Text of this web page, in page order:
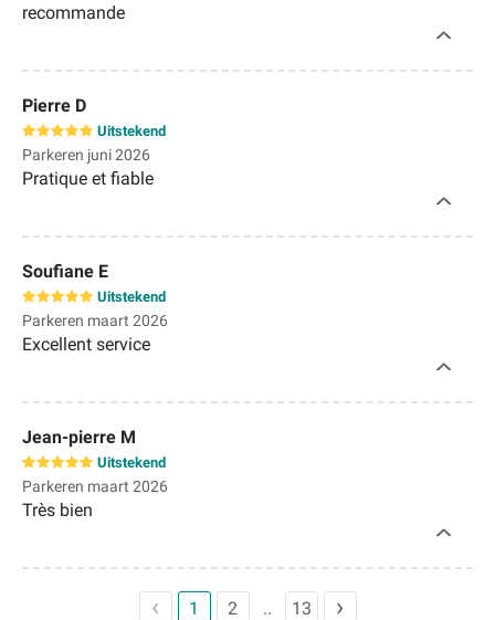
recommande
Pierre D
Uitstekend
Parkeren juni 2026
Pratique et fiable
Soufiane E
Uitstekend
Parkeren maart 2026
Excellent service
Jean-pierre M
Uitstekend
Parkeren maart 2026
Très bien
1 2 13